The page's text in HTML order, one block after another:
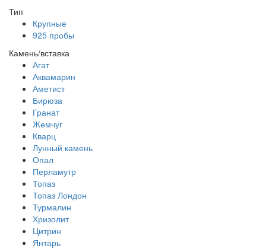
Тип
Крупные
925 пробы
Камень/вставка
Агат
Аквамарин
Аметист
Бирюза
Гранат
Жемчуг
Кварц
Лунный камень
Опал
Перламутр
Топаз
Топаз Лондон
Турмалин
Хризолит
Цитрин
Янтарь